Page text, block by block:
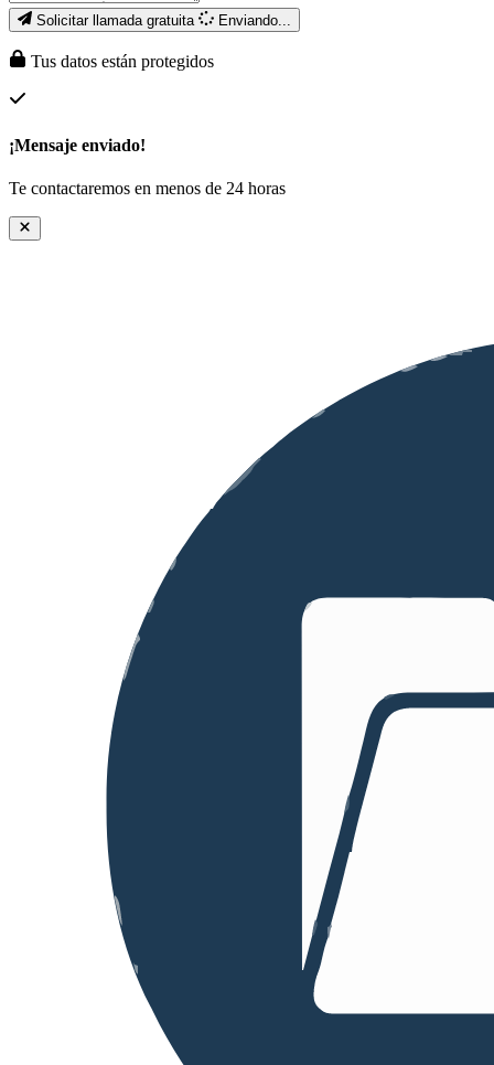
Solicitar llamada gratuita Enviando...
Tus datos están protegidos
¡Mensaje enviado!
Te contactaremos en menos de 24 horas